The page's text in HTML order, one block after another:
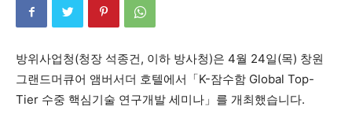
방위사업청(청장 석종건, 이하 방사청)은 4월 24일(목) 창원
그랜드머큐어 앰버서더 호텔에서「K-잠수함 Global Top-
Tier 수중 핵심기술 연구개발 세미나」를 개최했습니다.